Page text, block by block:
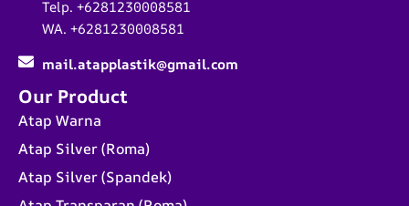
Our Product
Atap Warna
Atap Silver (Roma)
Atap Silver (Spandek)
Telp. +6281230008581
WA. +6281230008581
mail.atapplastik@gmail.com